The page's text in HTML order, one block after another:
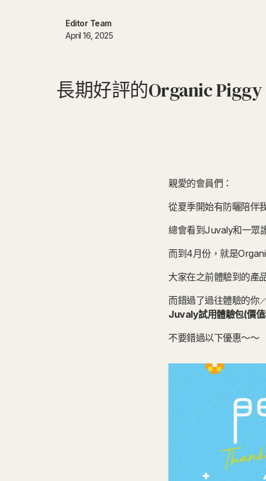
Editor Team
April 16, 2025
長期好評的Organic
親愛的會員們：
從夏季開始有防曬陪伴
總會看到Juvaly和一眾
而到4月份，就是
大家在之前體驗到的產
而錯過了過往體驗的你
Juvaly試用體驗包(價值
不要錯過以下優惠～～